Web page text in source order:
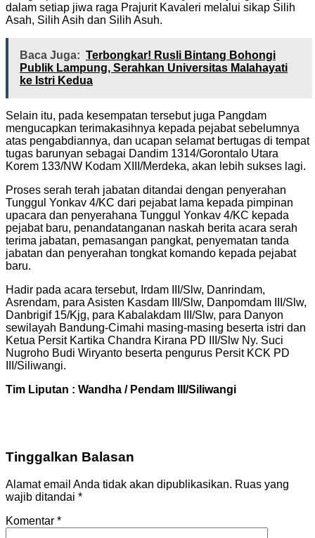
dalam setiap jiwa raga Prajurit Kavaleri melalui sikap Silih
Asah, Silih Asih dan Silih Asuh.
Baca Juga: Terbongkar! Rusli Bintang Bohongi
Publik Lampung, Serahkan Universitas Malahayati
ke Istri Kedua
Selain itu, pada kesempatan tersebut juga Pangdam
mengucapkan terimakasihnya kepada pejabat sebelumnya
atas pengabdiannya, dan ucapan selamat bertugas di tempat
tugas barunyan sebagai Dandim 1314/Gorontalo Utara
Korem 133/NW Kodam XIII/Merdeka, akan lebih sukses lagi.
Proses serah terah jabatan ditandai dengan penyerahan
Tunggul Yonkav 4/KC dari pejabat lama kepada pimpinan
upacara dan penyerahana Tunggul Yonkav 4/KC kepada
pejabat baru, penandatanganan naskah berita acara serah
terima jabatan, pemasangan pangkat, penyematan tanda
jabatan dan penyerahan tongkat komando kepada pejabat
baru.
Hadir pada acara tersebut, Irdam III/Slw, Danrindam,
Asrendam, para Asisten Kasdam III/Slw, Danpomdam III/Slw,
Danbrigif 15/Kjg, para Kabalakdam III/Slw, para Danyon
sewilayah Bandung-Cimahi masing-masing beserta istri dan
Ketua Persit Kartika Chandra Kirana PD III/Slw Ny. Suci
Nugroho Budi Wiryanto beserta pengurus Persit KCK PD
III/Siliwangi.
Tim Liputan : Wandha / Pendam III/Siliwangi
Tinggalkan Balasan
Alamat email Anda tidak akan dipublikasikan. Ruas yang
wajib ditandai *
Komentar *